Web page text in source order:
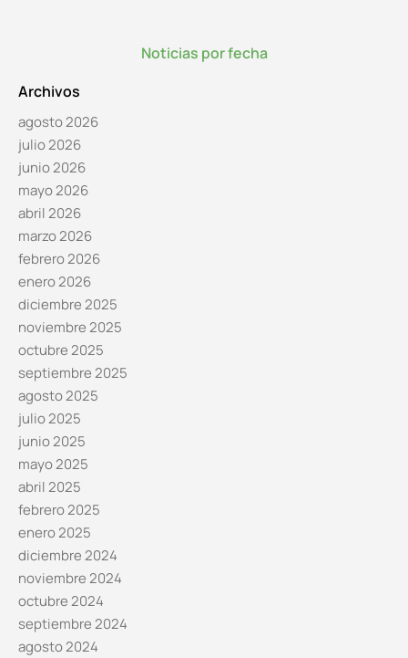
Noticias por fecha
Archivos
agosto 2026
julio 2026
junio 2026
mayo 2026
abril 2026
marzo 2026
febrero 2026
enero 2026
diciembre 2025
noviembre 2025
octubre 2025
septiembre 2025
agosto 2025
julio 2025
junio 2025
mayo 2025
abril 2025
febrero 2025
enero 2025
diciembre 2024
noviembre 2024
octubre 2024
septiembre 2024
agosto 2024